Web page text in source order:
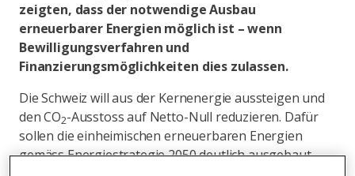
zeigten, dass der notwendige Ausbau
erneuerbarer Energien möglich ist – wenn
Bewilligungsverfahren und
Finanzierungsmöglichkeiten dies zulassen.
Die Schweiz will aus der Kernenergie aussteigen und
den CO2-Ausstoss auf Netto-Null reduzieren. Dafür
sollen die einheimischen erneuerbaren Energien
gemäss Energiestrategie 2050 deutlich ausgebaut